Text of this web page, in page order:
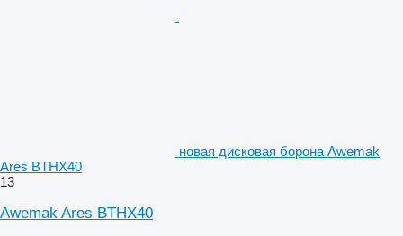
новая дисковая борона Awemak
Ares BTHX40
13
Awemak Ares BTHX40